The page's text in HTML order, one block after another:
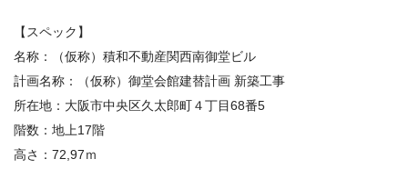
【スペック】
名称：（仮称）積和不動産関西南御堂ビル
計画名称：（仮称）御堂会館建替計画 新築工事
所在地：大阪市中央区久太郎町４丁目68番5
階数：地上17階
高さ： 72,97ｍ